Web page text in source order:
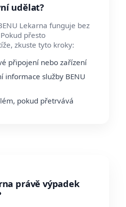
udělat?
Lekarna funguje bez
přesto
zkuste tyto kroky:
připojení nebo zařízení
informace služby BENU
pokud přetrvává
právě výpadek